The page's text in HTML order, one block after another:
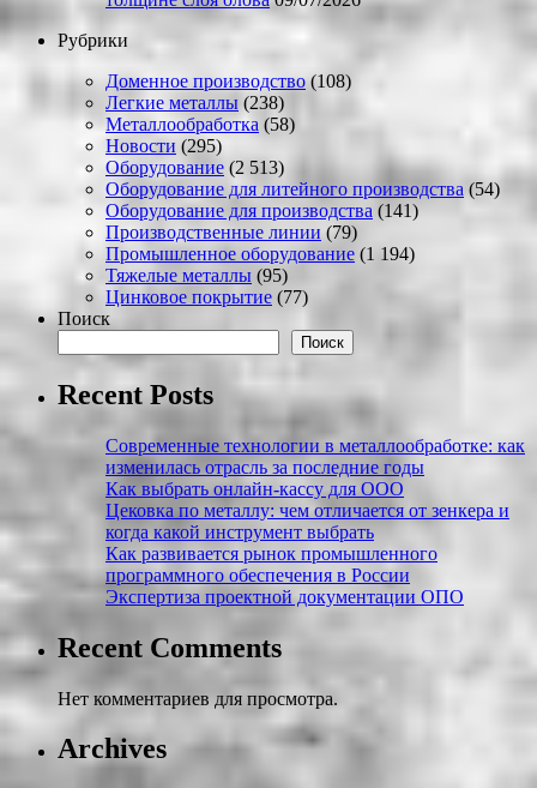
Рубрики
Доменное производство (108)
Легкие металлы (238)
Металлообработка (58)
Новости (295)
Оборудование (2 513)
Оборудование для литейного производства (54)
Оборудование для производства (141)
Производственные линии (79)
Промышленное оборудование (1 194)
Тяжелые металлы (95)
Цинковое покрытие (77)
Поиск
Поиск
Recent Posts
Современные технологии в металлообработке: как
изменилась отрасль за последние годы
Как выбрать онлайн-кассу для ООО
Цековка по металлу: чем отличается от зенкера и
когда какой инструмент выбрать
Как развивается рынок промышленного
программного обеспечения в России
Экспертиза проектной документации ОПО
Recent Comments
Нет комментариев для просмотра.
Archives